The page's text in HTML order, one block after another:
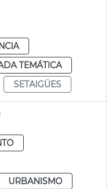
TEMÁTICA
SETAIGÜES
URBANISMO